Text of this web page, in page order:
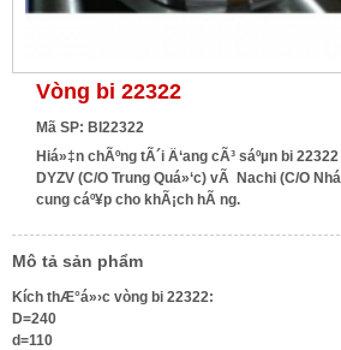
Vòng bi 22322
Mã SP: BI22322
Hiá»‡n chÃºng tÃ´i Ä‘ang cÃ³ sáºµn bi
DYZV (C/O Trung Quá»‘c) vÃ Nachi (C/O
cung cáº¥p cho khÃ¡ch hÃ ng.
Mô tả sản phẩm
Kích thÆ°á»›c vòng bi 22322:
D=240
d=110